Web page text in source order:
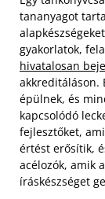
tananyagot
gyakorlatok,
hivatalosan
akkreditáláson.
épülnek, és
kapcsolódó
fejlesztőket,
értést erősítik,
acélozók, amik
íráskészséget